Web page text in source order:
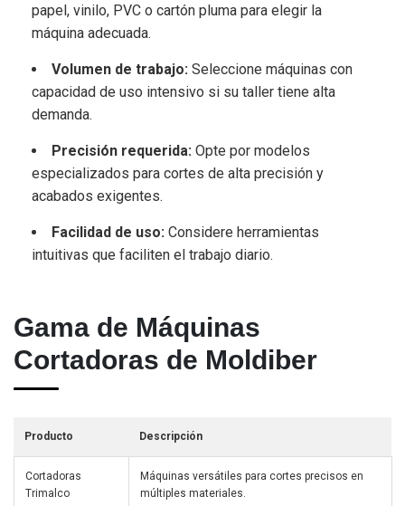
papel, vinilo, PVC o cartón pluma para elegir la
máquina adecuada.
Volumen de trabajo: Seleccione máquinas con
capacidad de uso intensivo si su taller tiene alta
demanda.
Precisión requerida: Opte por modelos
especializados para cortes de alta precisión y
acabados exigentes.
Facilidad de uso: Considere herramientas
intuitivas que faciliten el trabajo diario.
Gama de Máquinas
Cortadoras de Moldiber
Producto Descripción
Cortadoras
Trimalco
Máquinas versátiles para cortes precisos en
múltiples materiales.